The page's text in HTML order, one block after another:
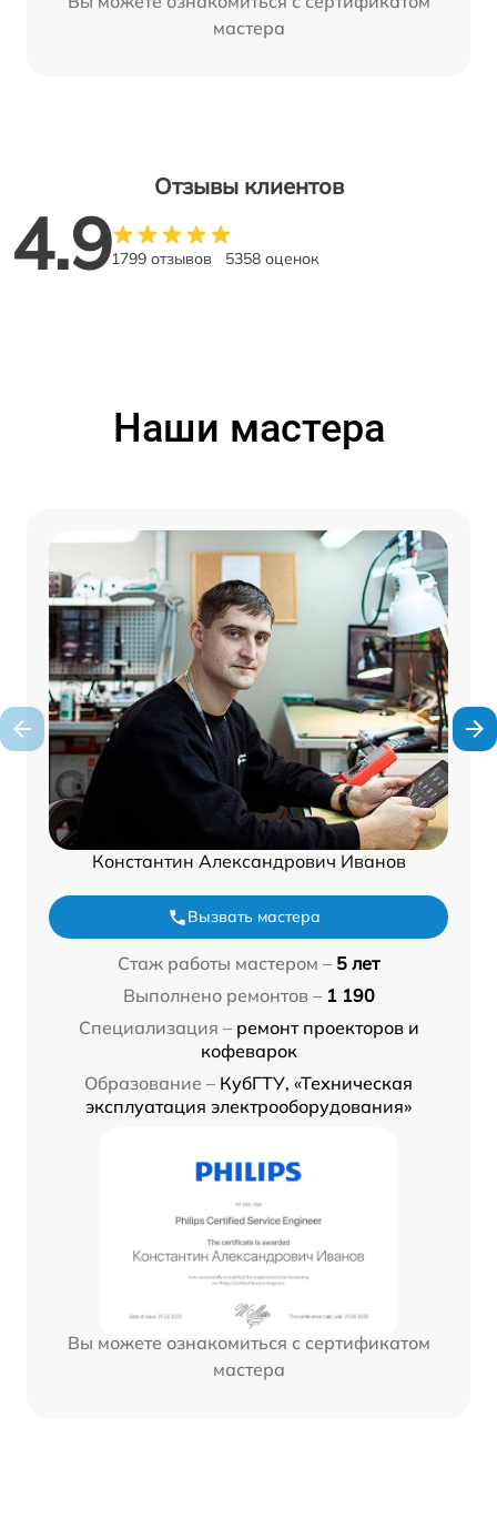
мастера
Отзывы клиентов
4.91799 отзывов 5358 оценок
Наши мастера
Константин Александрович Иванов
Вызвать мастера
Стаж работы мастером – 5 лет
Выполнено ремонтов – 1 190
Специализация – ремонт проекторов и
кофеварок
Образование – КубГТУ, «Техническая
эксплуатация электрооборудования»
Вы можете ознакомиться с сертификатом
мастера